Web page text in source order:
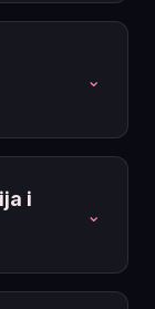
⌄
i
⌄